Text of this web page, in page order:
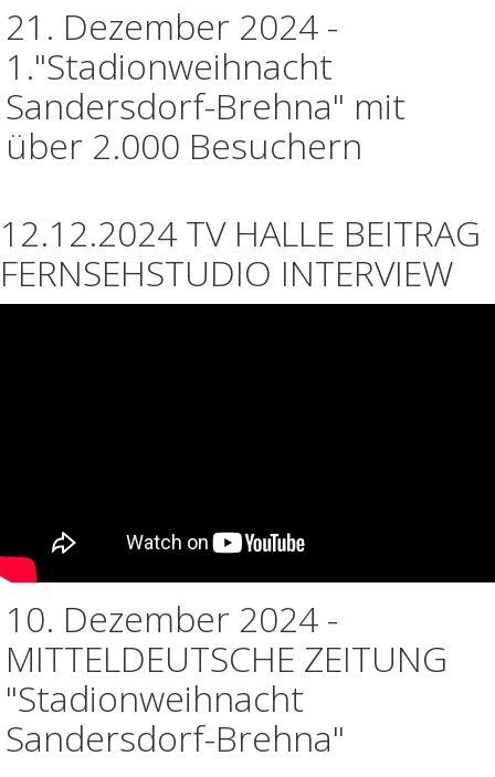
21. Dezember 2024 -
1."Stadionweihnacht
Sandersdorf-Brehna" mit
über 2.000 Besuchern
12.12.2024 TV HALLE BEITRAG
FERNSEHSTUDIO INTERVIEW
10. Dezember 2024 -
MITTELDEUTSCHE ZEITUNG
"Stadionweihnacht
Sandersdorf-Brehna"